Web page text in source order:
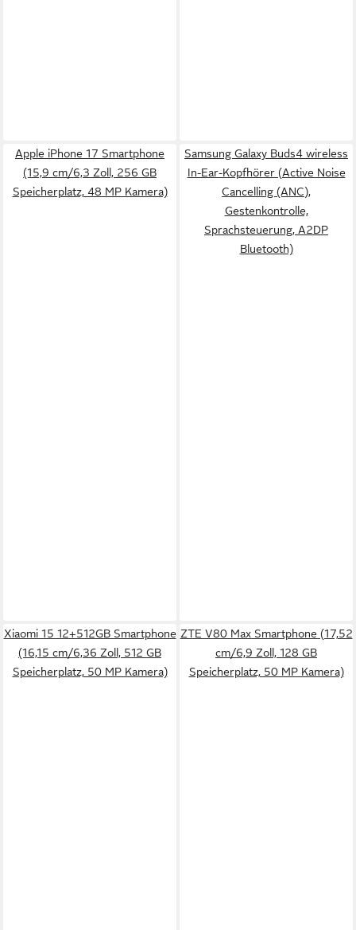
Apple iPhone 17 Smartphone
(15,9 cm/6,3 Zoll, 256 GB
Speicherplatz, 48 MP Kamera)
Samsung Galaxy Buds4 wireless
In-Ear-Kopfhörer (Active Noise
Cancelling (ANC),
Gestenkontrolle,
Sprachsteuerung, A2DP
Bluetooth)
Xiaomi 15 12+512GB Smartphone
(16,15 cm/6,36 Zoll, 512 GB
Speicherplatz, 50 MP Kamera)
ZTE V80 Max Smartphone (17,52
cm/6,9 Zoll, 128 GB
Speicherplatz, 50 MP Kamera)